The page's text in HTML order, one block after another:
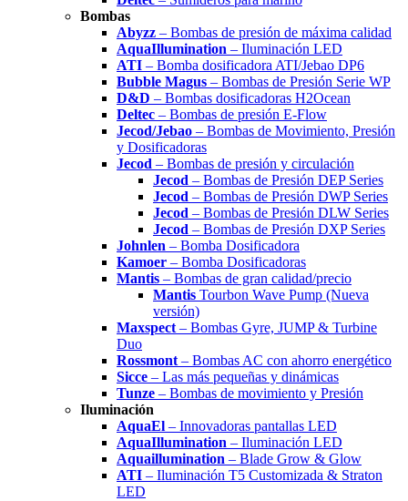
Bombas
Abyzz – Bombas de presión de máxima calidad
AquaIllumination – Iluminación LED
ATI – Bomba dosificadora ATI/Jebao DP6
Bubble Magus – Bombas de Presión Serie WP
D&D – Bombas dosificadoras H2Ocean
Deltec – Bombas de presión E-Flow
Jecod/Jebao – Bombas de Movimiento, Presión
y Dosificadoras
Jecod – Bombas de presión y circulación
Jecod – Bombas de Presión DEP Series
Jecod – Bombas de Presión DWP Series
Jecod – Bombas de Presión DLW Series
Jecod – Bombas de Presión DXP Series
Johnlen – Bomba Dosificadora
Kamoer – Bomba Dosificadoras
Mantis – Bombas de gran calidad/precio
Mantis Tourbon Wave Pump (Nueva
versión)
Maxspect – Bombas Gyre, JUMP & Turbine
Duo
Rossmont – Bombas AC con ahorro energético
Sicce – Las más pequeñas y dinámicas
Tunze – Bombas de movimiento y Presión
Iluminación
AquaEl – Innovadoras pantallas LED
AquaIllumination – Iluminación LED
Aquaillumination – Blade Grow & Glow
ATI – Iluminación T5 Customizada & Straton
LED